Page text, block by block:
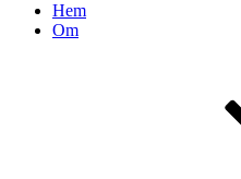
Hem
Om